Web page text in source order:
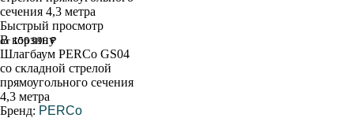
Быстрый просмотр
В корзину
от 156 990 ₽
Шлагбаум PERCo GS04
со складной стрелой
прямоугольного сечения
4,3 метра
Бренд: PERCo